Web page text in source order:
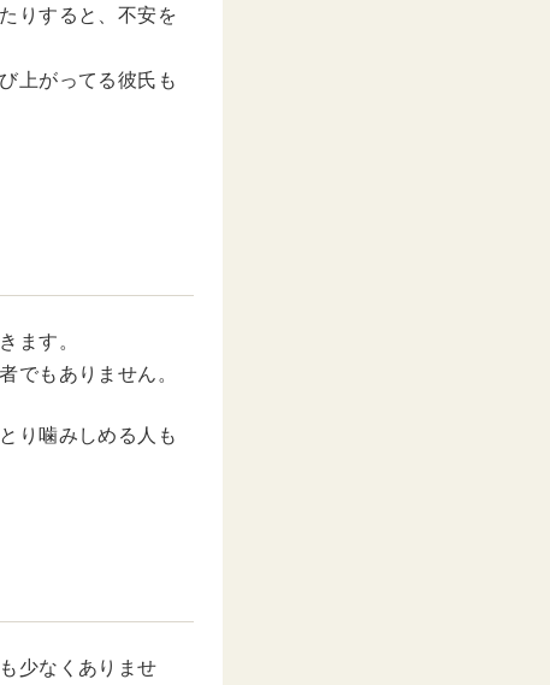
りすると、不安を
上がってる彼氏も
ます。
でもありません。
り噛みしめる人も
少なくありませ